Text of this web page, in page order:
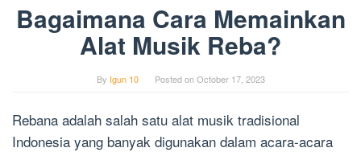
Bagaimana Cara Memainkan
Alat Musik Reba?
By Igun 10 Posted onOctober 17, 2023
Rebana adalah salah satu alat musik tradisional
Indonesia yang banyak digunakan dalam acara-acara